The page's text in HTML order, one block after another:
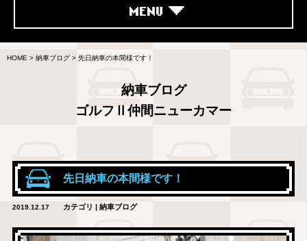
MENU
HOME > 納車ブログ > 先日納車の本間様です！
納車ブログ
ゴルフⅡ仲間ニューカマー
先日納車の本間様です！
2019.12.17 カテゴリ | 納車ブログ